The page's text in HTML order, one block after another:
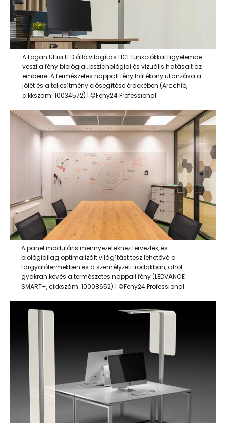
A Logan Ultra LED álló világítás HCL funkciókkal figyelembe
veszi a fény biológiai, pszichológiai és vizuális hatásait az
emberre. A természetes nappali fény hatékony utánzása a
jólét és a teljesítmény elősegítése érdekében (Arcchio,
cikkszám: 10034572) | ©Feny24 Professional
A panel moduláris mennyezetekhez tervezték, és
biológiailag optimalizált világítást tesz lehetővé a
tárgyalótermekben és a személyzeti irodákban, ahol
gyakran kevés a természetes nappali fény (LEDVANCE
SMART+, cikkszám: 10008652) | ©Feny24 Professional